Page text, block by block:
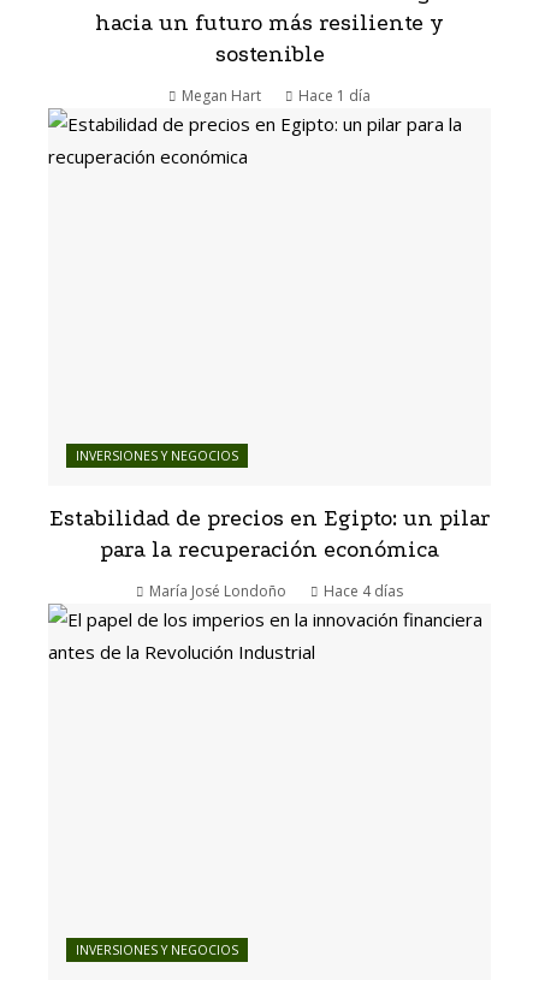
hacia un futuro más resiliente y
sostenible
Megan Hart Hace 1 día
INVERSIONES Y NEGOCIOS
Estabilidad de precios en Egipto: un pilar
para la recuperación económica
María José Londoño Hace 4 días
INVERSIONES Y NEGOCIOS